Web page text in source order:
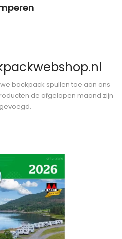
backpack spullen toe aan ons
de afgelopen maand zijn